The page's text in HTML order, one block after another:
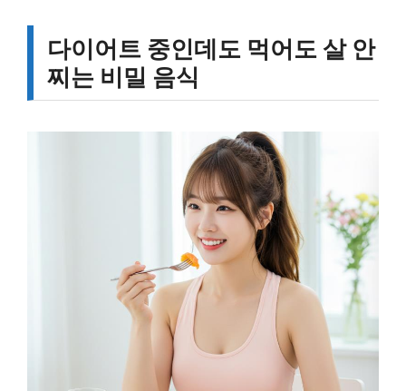
다이어트 중인데도 먹어도 살 안
찌는 비밀 음식